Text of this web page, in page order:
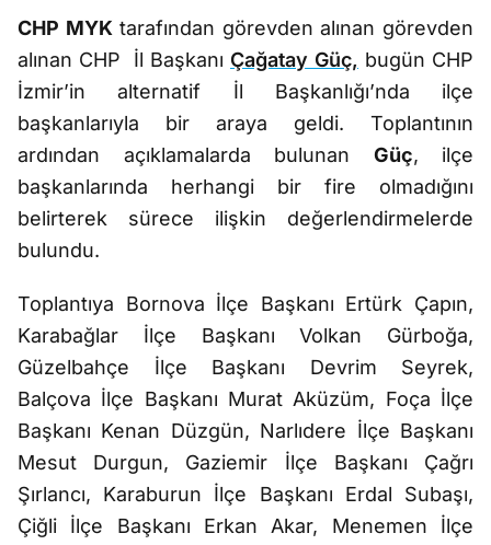
CHP MYK tarafından görevden alınan görevden
alınan CHP İl Başkanı Çağatay Güç, bugün CHP
İzmir’in alternatif İl Başkanlığı’nda ilçe
başkanlarıyla bir araya geldi. Toplantının
ardından açıklamalarda bulunan Güç, ilçe
başkanlarında herhangi bir fire olmadığını
belirterek sürece ilişkin değerlendirmelerde
bulundu.
Toplantıya Bornova İlçe Başkanı Ertürk Çapın,
Karabağlar İlçe Başkanı Volkan Gürboğa,
Güzelbahçe İlçe Başkanı Devrim Seyrek,
Balçova İlçe Başkanı Murat Aküzüm, Foça İlçe
Başkanı Kenan Düzgün, Narlıdere İlçe Başkanı
Mesut Durgun, Gaziemir İlçe Başkanı Çağrı
Şırlancı, Karaburun İlçe Başkanı Erdal Subaşı,
Çiğli İlçe Başkanı Erkan Akar, Menemen İlçe